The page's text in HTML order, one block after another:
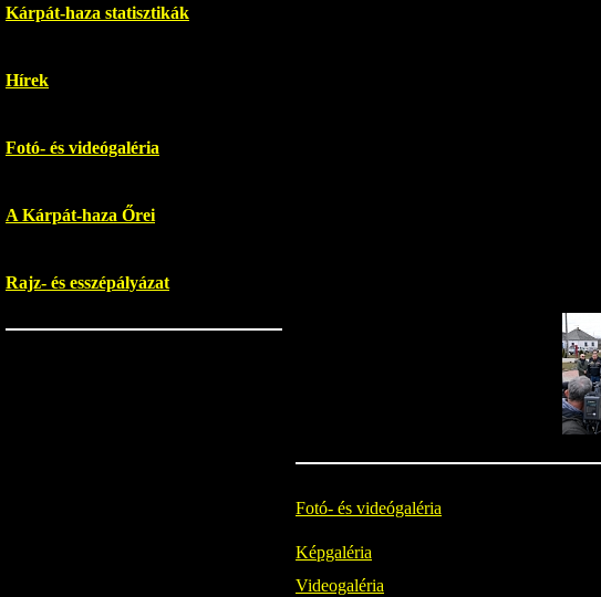
Kárpát-haza statisztikák
Hírek
Fotó- és videógaléria
A Kárpát-haza Őrei
Rajz- és esszépályázat
Fotó- és videógaléria
Képgaléria
Videogaléria